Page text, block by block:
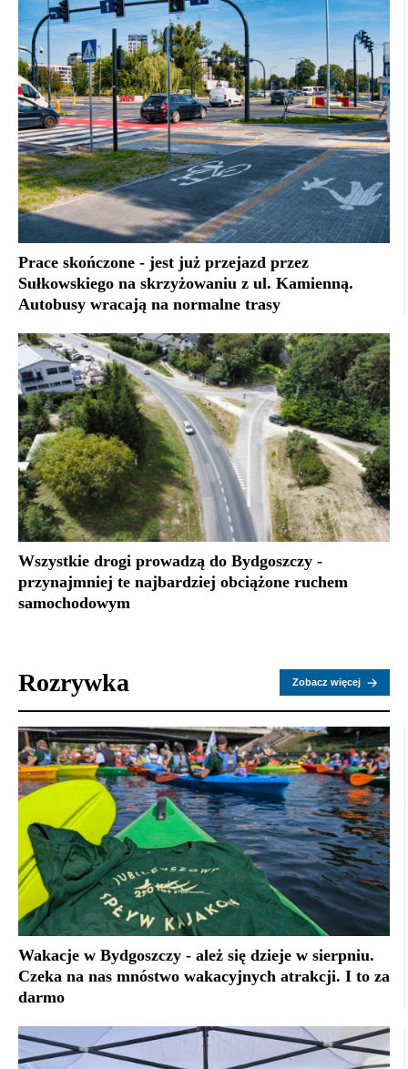
Prace skończone - jest już przejazd przez
Sułkowskiego na skrzyżowaniu z ul. Kamienną.
Autobusy wracają na normalne trasy
Wszystkie drogi prowadzą do Bydgoszczy -
przynajmniej te najbardziej obciążone ruchem
samochodowym
Rozrywka Zobacz więcej
Wakacje w Bydgoszczy - ależ się dzieje w sierpniu.
Czeka na nas mnóstwo wakacyjnych atrakcji. I to za
darmo